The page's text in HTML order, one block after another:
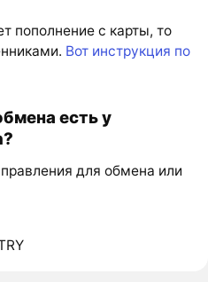
пополнение с карты, то
Вот инструкция по
есть у
для обмена или